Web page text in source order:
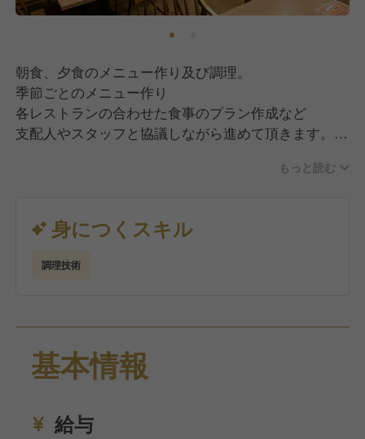
朝食、夕食のメニュー作り及び調理。
季節ごとのメニュー作り
各レストランの合わせた食事のプラン作成など
支配人やスタッフと協議しながら進めて頂きます。
もっと読む
身につくスキル
調理技術
基本情報
給与